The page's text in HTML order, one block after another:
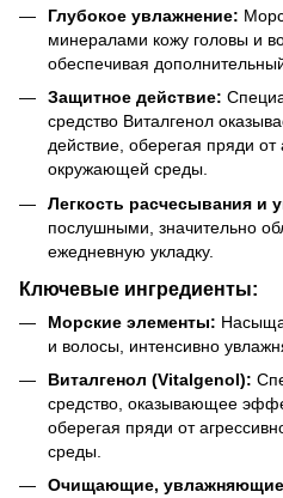
Глубокое увлажнение:
минералами кожу головы и
обеспечивая дополнительный
Защитное действие:
средство Виталгенол
действие, оберегая пряди от
окружающей среды.
Легкость расчесывания и
послушными, значительно
ежедневную укладку.
Ключевые ингредиенты:
Морские элементы:
и волосы, интенсивно
Виталгенол (Vitalgenol):
средство, оказывающее
оберегая пряди от
среды.
Очищающие, увлажняющие